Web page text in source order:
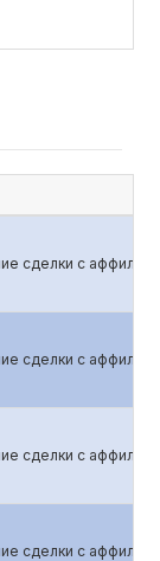
сделки с
сделки с
сделки с
сделки с